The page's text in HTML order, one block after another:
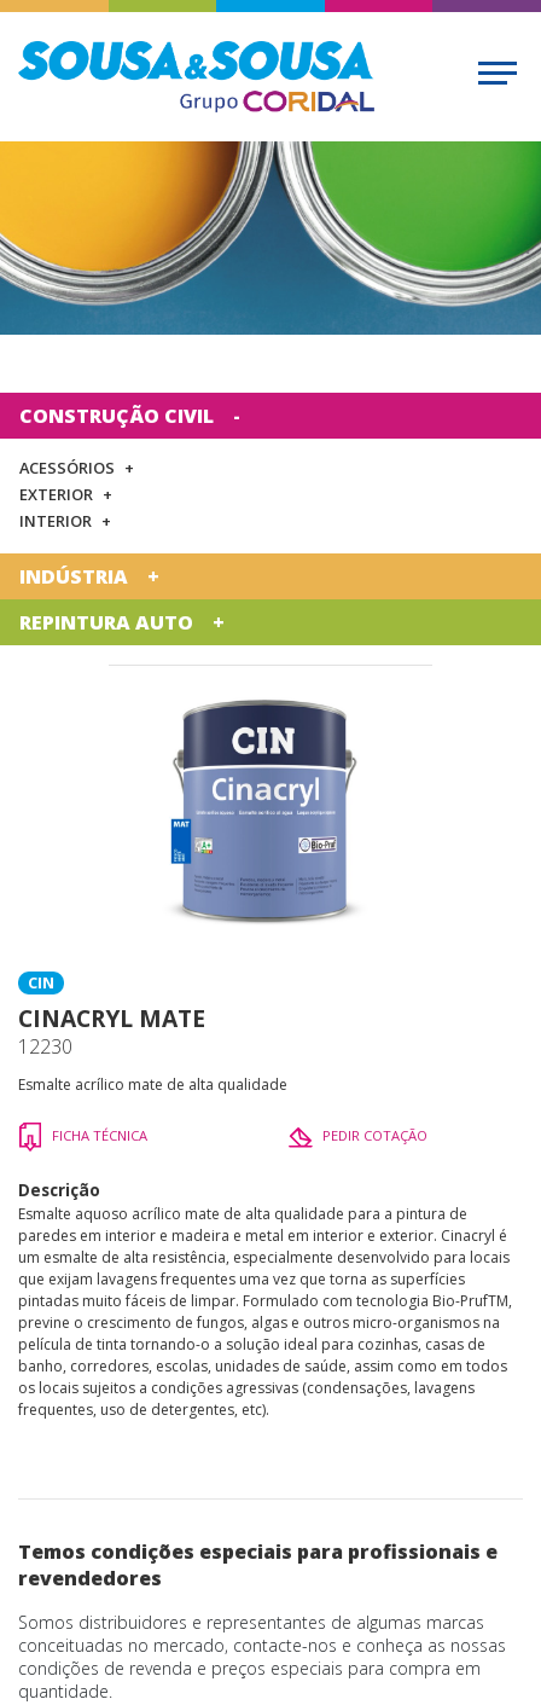
CONSTRUÇÃO CIVIL
ACESSÓRIOS
EXTERIOR
INTERIOR
INDÚSTRIA
REPINTURA AUTO
CIN
CINACRYL MATE
12230
Esmalte acrílico mate de alta qualidade
FICHA TÉCNICA PEDIR COTAÇÃO
Descrição
Esmalte aquoso acrílico mate de alta qualidade para a pintura de
paredes em interior e madeira e metal em interior e exterior. Cinacryl é
um esmalte de alta resistência, especialmente desenvolvido para locais
que exijam lavagens frequentes uma vez que torna as superfícies
pintadas muito fáceis de limpar. Formulado com tecnologia Bio-PrufTM,
previne o crescimento de fungos, algas e outros micro-organismos na
película de tinta tornando-o a solução ideal para cozinhas, casas de
banho, corredores, escolas, unidades de saúde, assim como em todos
os locais sujeitos a condições agressivas (condensações, lavagens
frequentes, uso de detergentes, etc).
Temos condições especiais para profissionais e
revendedores
Somos distribuidores e representantes de algumas marcas
conceituadas no mercado, contacte-nos e conheça as nossas
condições de revenda e preços especiais para compra em
quantidade.